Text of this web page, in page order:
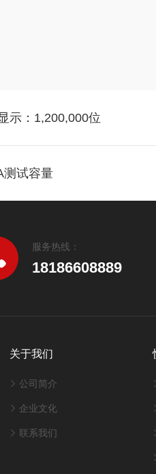
示：1,200,000位
测试容量
服务热线：
18186608889
关于我们
公司简介
企业文化
联系我们